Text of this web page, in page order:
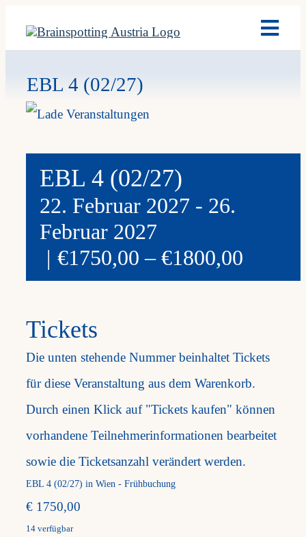
EBL 4 (02/27)
EBL 4 (02/27)
22. Februar 2027 - 26.
Februar 2027
| €1750,00 – €1800,00
Tickets
Die unten stehende Nummer beinhaltet Tickets
für diese Veranstaltung aus dem Warenkorb.
Durch einen Klick auf "Tickets kaufen" können
vorhandene Teilnehmerinformationen bearbeitet
sowie die Ticketsanzahl verändert werden.
EBL 4 (02/27) in Wien - Frühbuchung
€ 1750,00
14 verfügbar